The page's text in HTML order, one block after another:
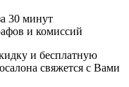
30 минут
и комиссий
и бесплатную
свяжется с Вами